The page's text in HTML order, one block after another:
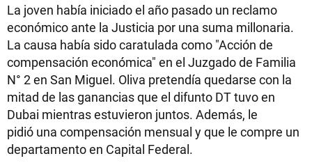
La joven había iniciado el año pasado un reclamo
económico ante la Justicia por una suma millonaria.
La causa había sido caratulada como "Acción de
compensación económica" en el Juzgado de Familia
N° 2 en San Miguel. Oliva pretendía quedarse con la
mitad de las ganancias que el difunto DT tuvo en
Dubai mientras estuvieron juntos. Además, le
pidió una compensación mensual y que le compre un
departamento en Capital Federal.